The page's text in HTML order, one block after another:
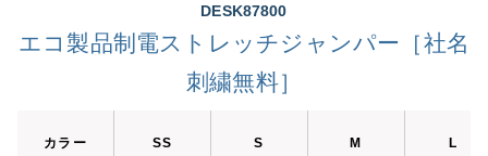
DESK87800
エコ製品制電ストレッチジャンパー［社名
刺繍無料］
カラー SS S M L